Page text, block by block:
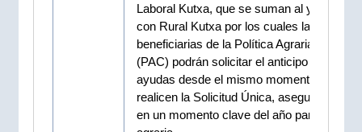
Laboral Kutxa, que se suman al ya
con Rural Kutxa por los cuales las
beneficiarias de la Política Agraria Común
(PAC) podrán solicitar el anticipo de sus
ayudas desde el mismo momento en que
realicen la Solicitud Única, asegurando
en un momento clave del año para la